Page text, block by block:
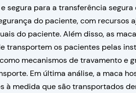
segura para a transferência
do paciente, com
do paciente. Além disso, as
transportem os pacientes pelas
mecanismos de travamento e
Em última análise, a maca
à medida que são transportados